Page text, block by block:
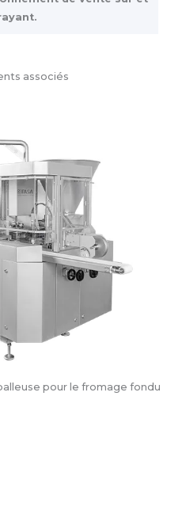
associés
pour le fromage fondu